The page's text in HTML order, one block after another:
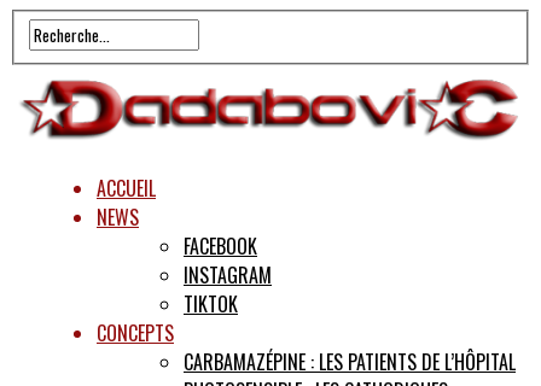
ACCUEIL
NEWS
FACEBOOK
INSTAGRAM
TIKTOK
CONCEPTS
CARBAMAZÉPINE : LES PATIENTS DE L’HÔPITAL